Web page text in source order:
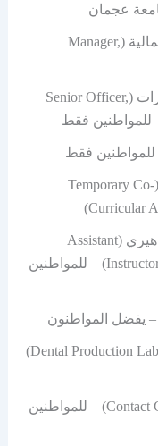
مدير المنح الدراسية والمساعدات المالية (Manager,
موظف أول – منح البحوث والمنشورات (Senior Officer,
منسق التقييم والأنشطة اللامنهجية (Temporary Co-
Curricular
مدرس مساعد – كلية الاتصال الجماهيري (Assistant
Instructor – College of Mass Communication) – للمواطنين
فني مختبر إنتاج أسنان (Dental Production Lab Technician)
موظف مركز الاتصال (Contact Center Agent) – للمواطنين